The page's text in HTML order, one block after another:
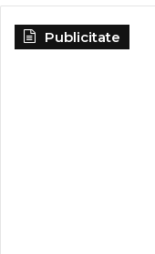
Publicitate